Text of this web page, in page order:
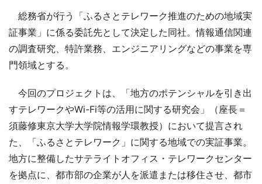
総務省が行う「ふるさとテレワーク推進のための地域実
証事業」に係る委託先として決定した同社。情報通信関連
の調査研究、特許業務、エンジニアリングなどの事業を専
門領域とする。
今回のプロジェクトは、「地方のポテンシャルを引き出
すテレワークやWi-Fi等の活用に関する研究会」（座長＝
須藤修東京大学大学院情報学環教授）において提言され
た、「ふるさとテレワーク」に関する地域での実証事業。
地方に整備したサテライトオフィス・テレワークセンター
を拠点に、都市部の企業が人を派遣または移住させ、都市